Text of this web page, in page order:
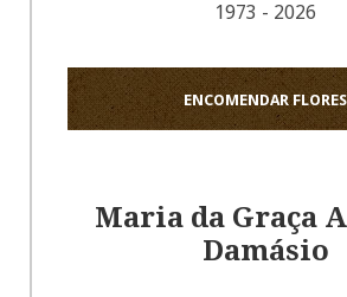
1973 - 2026
ENCOMENDAR FLORES
Maria da Graça
Damásio